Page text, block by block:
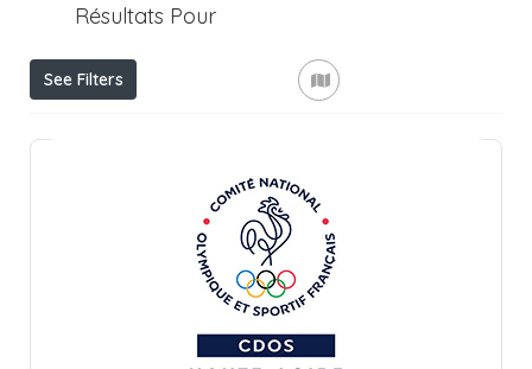
Résultats Pour
See Filters